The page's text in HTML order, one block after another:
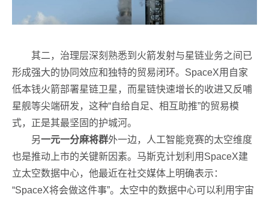
其二，治理层深刻熟悉到火箭发射与星链业务之间已
形成强大的协同效应和独特的贸易闭环。SpaceX用自家
低本钱火箭部署星链卫星，而星链快速增长的收进又反哺
星舰等尖端研发，这种“自给自足、相互助推”的贸易模
式，正是其最坚固的护城河。
另一元一分麻将群外一边，人工智能竞赛的太空维度
也是推动上市的关键新因素。马斯克计划利用SpaceX建
立太空数据中心，他最近在社交媒体上明确表示：
“SpaceX将会做这件事”。太空中的数据中心可以利用宇宙